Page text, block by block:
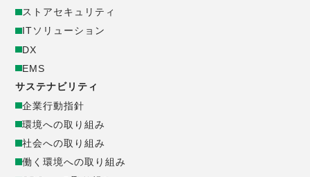
ト
サ
イ
ト
_
ストアセキュリティ
ITソリューション
DX
EMS
サステナビリティ
企業行動指針
環境への取り組み
社会への取り組み
働く環境への取り組み